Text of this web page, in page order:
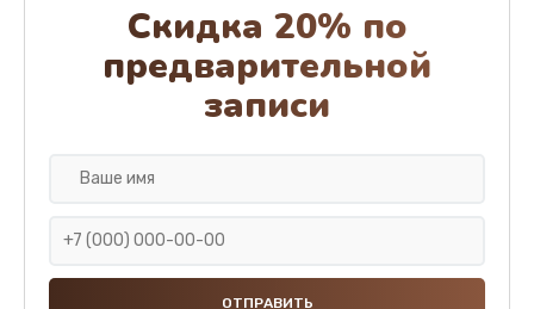
Чистка кофемолки
3000 руб.
Заказать
Заказать
Удаление накипи
Скидка 20% по
предварительной
записи